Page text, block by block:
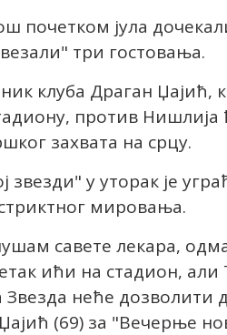
почетком јула
три гостовања.
клуба Драган
против
захвата на срцу.
звезди" у уторак је
мировања.
савете лекара,
ићи на стадион,
неће дозволити
(69) за "Вечерње